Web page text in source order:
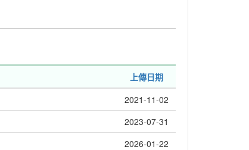
上傳日期
2021-11-02
2023-07-31
2026-01-22